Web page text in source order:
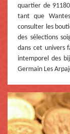
quartier de
tant que
consulter les
des sélections
dans cet univers
intemporel des
Germain Les